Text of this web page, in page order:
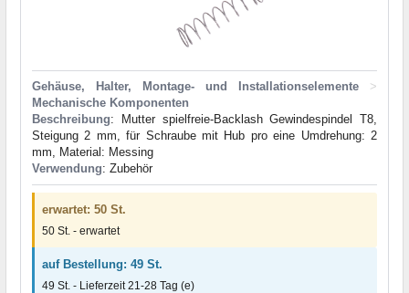
Gehäuse, Halter, Montage- und Installationselemente
>
Mechanische Komponenten
Beschreibung: Mutter spielfreie-Backlash Gewindespindel T8,
Steigung 2 mm, für Schraube mit Hub pro eine Umdrehung: 2
mm, Material: Messing
Verwendung: Zubehör
erwartet: 50 St.
50 St. - erwartet
auf Bestellung: 49 St.
49 St. - Lieferzeit 21-28 Tag (e)